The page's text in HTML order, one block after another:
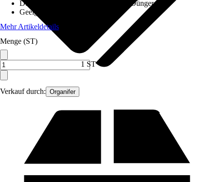
Verkauf durch: Organifer
Düngerart
Mineralisch-organischer Dünger
Geeignet für
Mehr Artikeldetails
Menge (ST)
1 ST